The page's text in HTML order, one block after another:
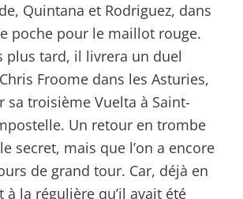
Quintana et Rodriguez, dans
poche pour le maillot rouge.
plus tard, il livrera un duel
Froome dans les Asturies,
sa troisième Vuelta à Saint-
Un retour en trombe
secret, mais que l’on a encore
de grand tour. Car, déjà en
à la régulière qu’il avait été